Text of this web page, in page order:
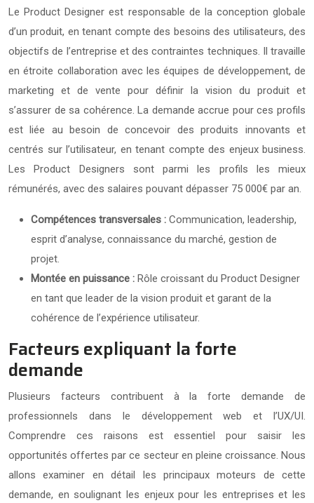
Le Product Designer est responsable de la conception globale
d’un produit, en tenant compte des besoins des utilisateurs, des
objectifs de l’entreprise et des contraintes techniques. Il travaille
en étroite collaboration avec les équipes de développement, de
marketing et de vente pour définir la vision du produit et
s’assurer de sa cohérence. La demande accrue pour ces profils
est liée au besoin de concevoir des produits innovants et
centrés sur l’utilisateur, en tenant compte des enjeux business.
Les Product Designers sont parmi les profils les mieux
rémunérés, avec des salaires pouvant dépasser 75 000€ par an.
Compétences transversales : Communication, leadership,
esprit d’analyse, connaissance du marché, gestion de
projet.
Montée en puissance : Rôle croissant du Product Designer
en tant que leader de la vision produit et garant de la
cohérence de l’expérience utilisateur.
Facteurs expliquant la forte
demande
Plusieurs facteurs contribuent à la forte demande de
professionnels dans le développement web et l’UX/UI.
Comprendre ces raisons est essentiel pour saisir les
opportunités offertes par ce secteur en pleine croissance. Nous
allons examiner en détail les principaux moteurs de cette
demande, en soulignant les enjeux pour les entreprises et les